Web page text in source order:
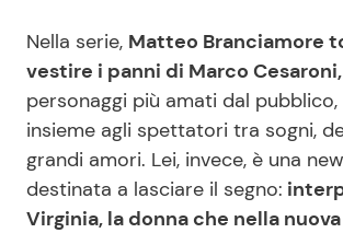
Nella serie, Matteo Branciamore
vestire i panni di Marco Cesaroni,
personaggi più amati dal
insieme agli spettatori tra sogni,
grandi amori. Lei, invece, è una
destinata a lasciare il segno:
Virginia, la donna che nella